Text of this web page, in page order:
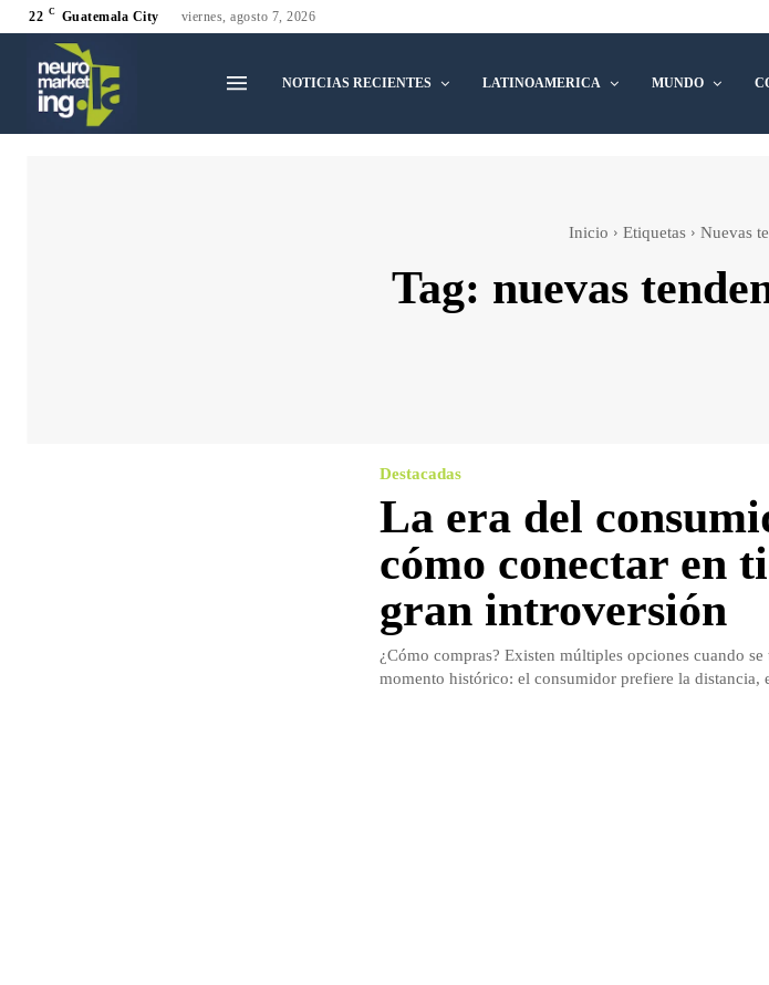
22 C Guatemala City viernes, agosto 7, 2026
NOTICIAS RECIENTES LATINOAMERICA MUNDO
Inicio Etiquetas Nuevas
Tag: nuevas
Destacadas
La era del
cómo conectar en
gran introversión
¿Cómo compras? Existen múltiples opciones cuando
momento histórico: el consumidor prefiere la distancia,